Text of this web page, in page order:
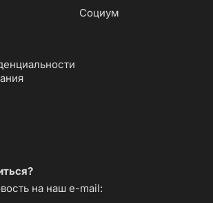
Социум
на наш e-mail: